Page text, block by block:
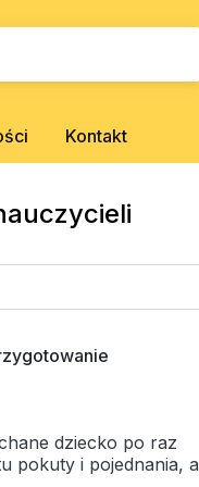
Kontakt
dziecko po raz
pokuty i pojednania, a